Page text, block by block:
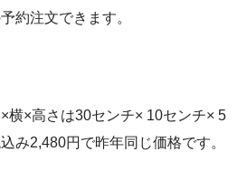
約注文できます。
横×高さは30センチ× 10センチ× 5
み2,480円で昨年同じ価格です。